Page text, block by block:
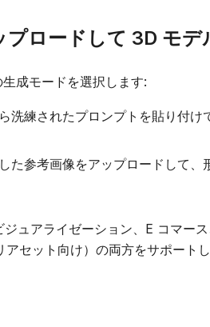
ロードして 3D モデ
成モードを選択します:
洗練されたプロンプトを貼り付け
た参考画像をアップロードして、
ジュアライゼーション、E コマー
アセット向け）の両方をサポート